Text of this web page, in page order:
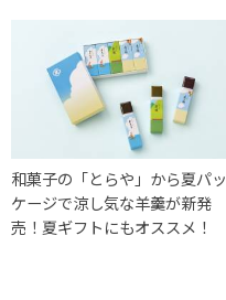
和菓子の「とらや」から夏パッ
ケージで涼し気な羊羹が新発
売！夏ギフトにもオススメ！